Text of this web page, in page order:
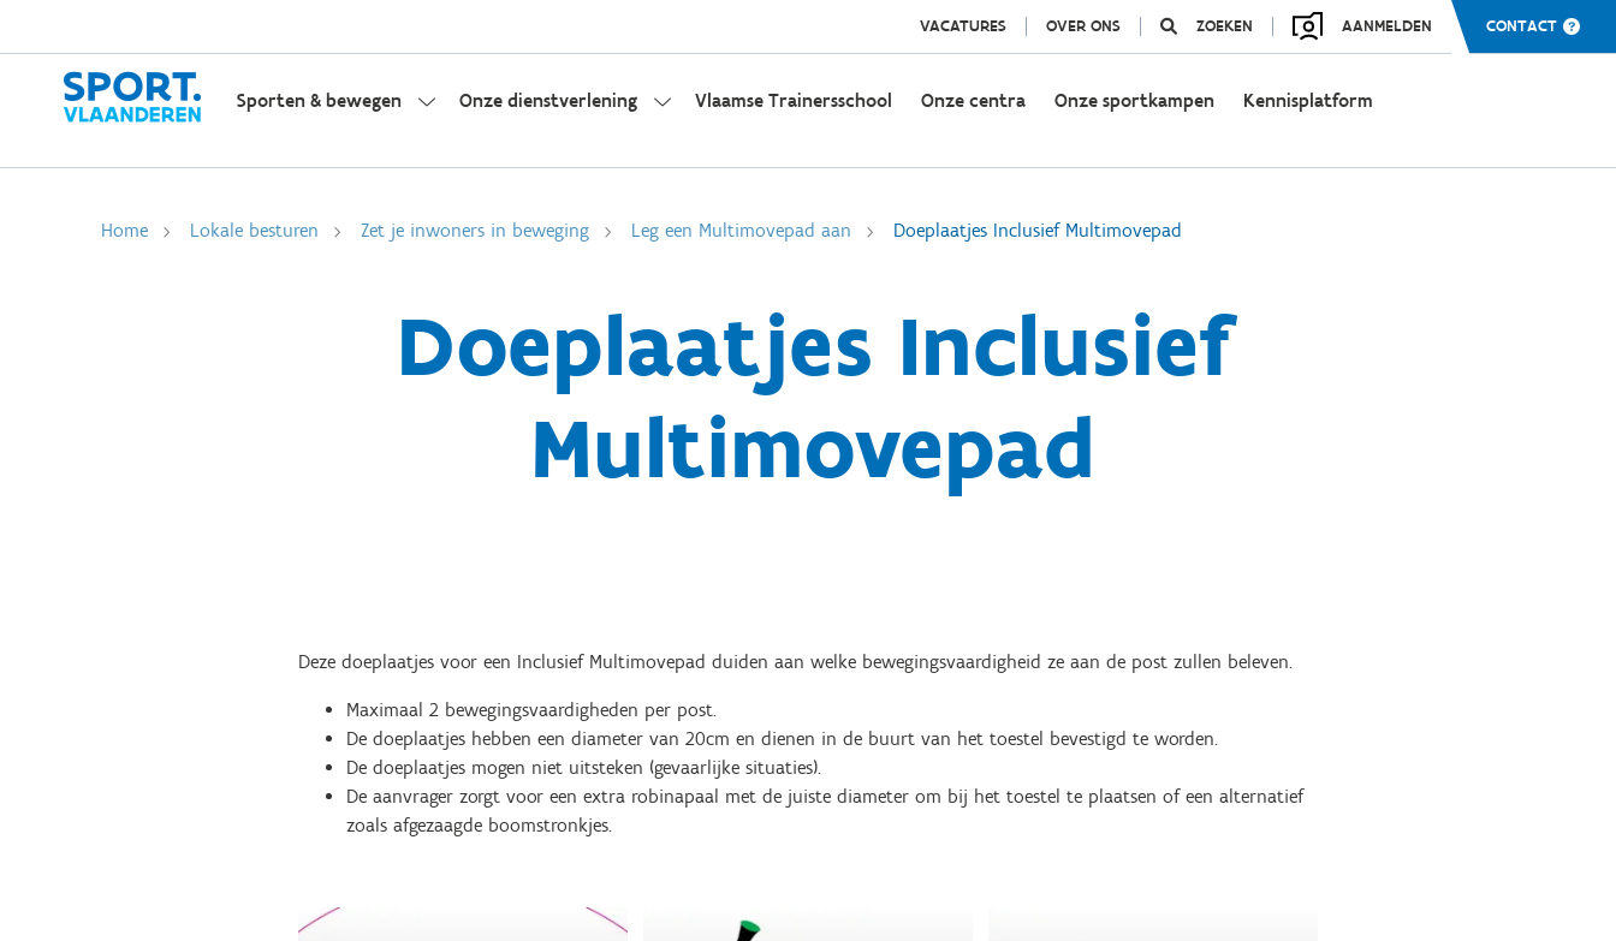
VACATURES OVER ONS ZOEKEN AANMELDEN CONTACT
Sporten & bewegen Onze dienstverlening Vlaamse Trainersschool Onze centra Onze sportkampen Kennisplatform
Home Lokale besturen Zet je inwoners in beweging Leg een Multimovepad aan Doeplaatjes Inclusief Multimovepad
Doeplaatjes Inclusief
Multimovepad
Deze doeplaatjes voor een Inclusief Multimovepad duiden aan welke bewegingsvaardigheid ze aan de post zullen beleven.
Maximaal 2 bewegingsvaardigheden per post.
De doeplaatjes hebben een diameter van 20cm en dienen in de buurt van het toestel bevestigd te worden.
De doeplaatjes mogen niet uitsteken (gevaarlijke situaties).
De aanvrager zorgt voor een extra robinapaal met de juiste diameter om bij het toestel te plaatsen of een alternatief
zoals afgezaagde boomstronkjes.